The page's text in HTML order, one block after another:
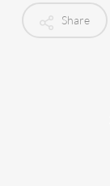
Share